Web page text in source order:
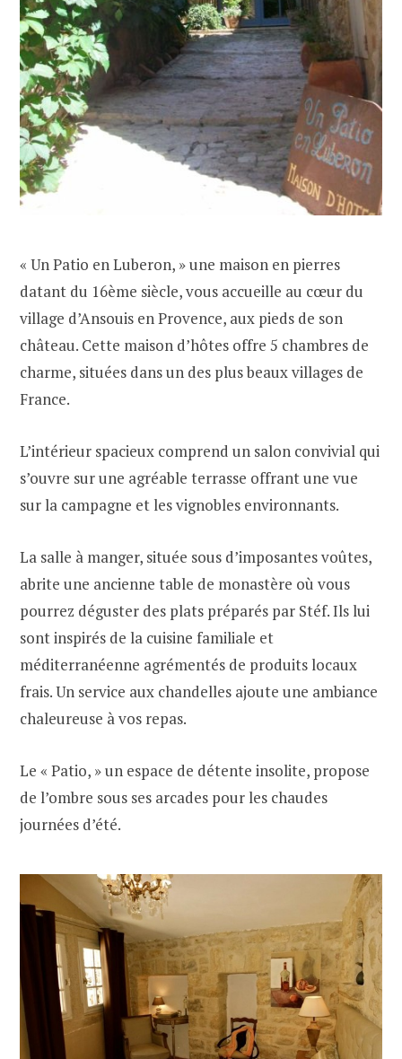
« Un Patio en Luberon, » une maison en pierres
datant du 16ème siècle, vous accueille au cœur du
village d’Ansouis en Provence, aux pieds de son
château. Cette maison d’hôtes offre 5 chambres de
charme, situées dans un des plus beaux villages de
France.
L’intérieur spacieux comprend un salon convivial qui
s’ouvre sur une agréable terrasse offrant une vue
sur la campagne et les vignobles environnants.
La salle à manger, située sous d’imposantes voûtes,
abrite une ancienne table de monastère où vous
pourrez déguster des plats préparés par Stéf. Ils lui
sont inspirés de la cuisine familiale et
méditerranéenne agrémentés de produits locaux
frais. Un service aux chandelles ajoute une ambiance
chaleureuse à vos repas.
Le « Patio, » un espace de détente insolite, propose
de l’ombre sous ses arcades pour les chaudes
journées d’été.